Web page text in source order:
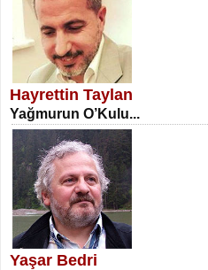
SATILMIŞ ÜMİT
Erkenlik...
NECLA DİLEK ARSLAN
Öğretmenler Günü
Hayrettin Taylan
Yağmurun O’Kulu...
Yaşar Bedri